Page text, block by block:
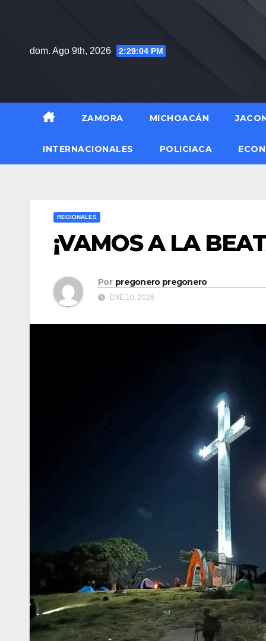
dom. Ago 9th, 2026 2:29:05 PM
ZAMORA MICHOACÁN
INTERNACIONALES POLICIACA
REGIONALES
¡VAMOS A LA
Por pregonero pregonero
ENE 10, 2026